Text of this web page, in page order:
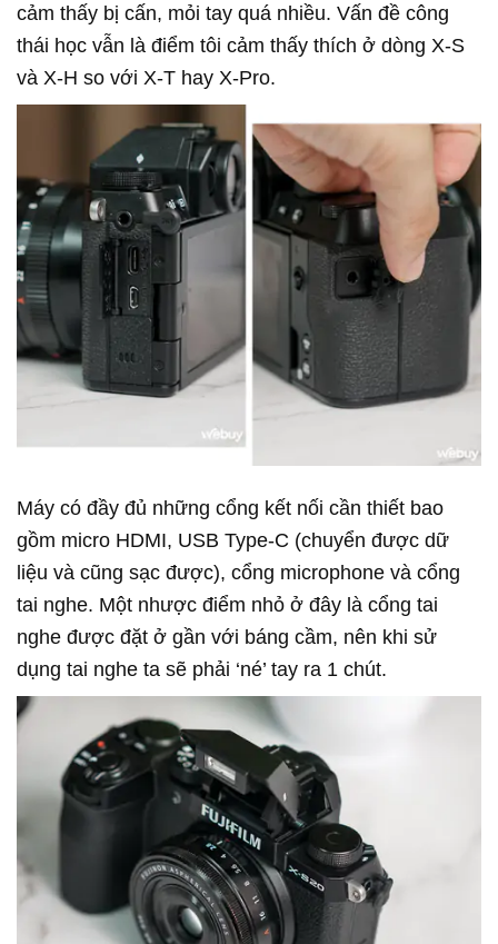
cảm thấy bị cấn, mỏi tay quá nhiều. Vấn đề công
thái học vẫn là điểm tôi cảm thấy thích ở dòng X-S
và X-H so với X-T hay X-Pro.
Máy có đầy đủ những cổng kết nối cần thiết bao
gồm micro HDMI, USB Type-C (chuyển được dữ
liệu và cũng sạc được), cổng microphone và cổng
tai nghe. Một nhược điểm nhỏ ở đây là cổng tai
nghe được đặt ở gần với báng cầm, nên khi sử
dụng tai nghe ta sẽ phải ‘né’ tay ra 1 chút.